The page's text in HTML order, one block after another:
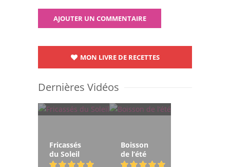
MON LIVRE DE RECETTES
Dernières Vidéos
Fricassés
du Soleil
Boisson
de l’été